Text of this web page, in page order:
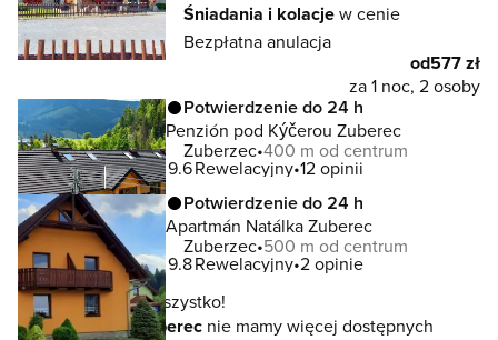
Śniadania i kolacjew cenie
Bezpłatna anulacja
od577 zł
za 1 noc, 2 osoby
Potwierdzenie do 24 h
Penzión pod Kýčerou Zuberec
Zuberzec 400 m od centrum
9.6Rewelacyjny 12 opinii
Potwierdzenie do 24 h
Apartmán Natálka Zuberec
Zuberzec 500 m od centrum
9.8Rewelacyjny 2 opinie
To jeszcze nie wszystko!
W lokalizacjiZuberec nie mamy więcej dostępnych